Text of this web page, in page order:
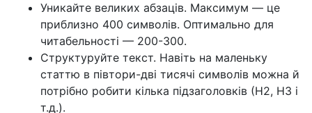
Уникайте великих абзаців. Максимум — це
приблизно 400 символів. Оптимально для
читабельності — 200-300.
Структуруйте текст. Навіть на маленьку
статтю в півтори-дві тисячі символів можна й
потрібно робити кілька підзаголовків (Н2, Н3 і
т.д.).